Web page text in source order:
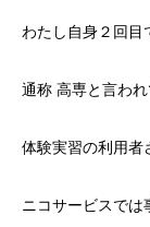
わたし自身２回目
通称 高専と言わ
体験実習の利用者
ニコサービスでは